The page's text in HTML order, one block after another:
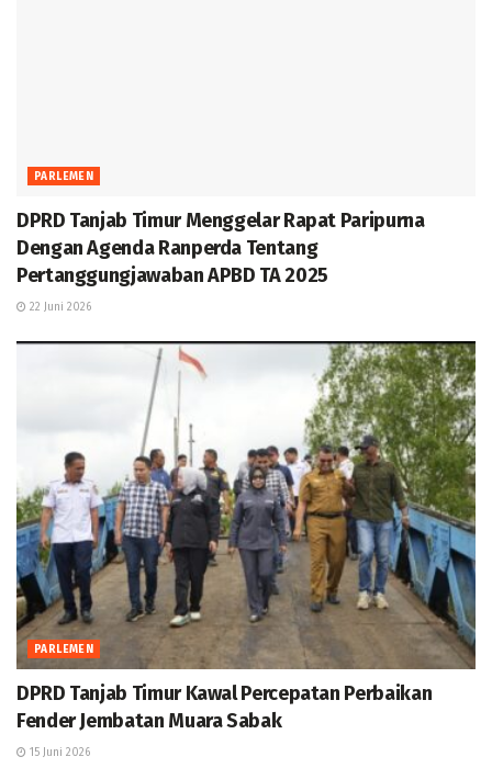
PARLEMEN
DPRD Tanjab Timur Menggelar Rapat Paripurna
Dengan Agenda Ranperda Tentang
Pertanggungjawaban APBD TA 2025
22 Juni 2026
PARLEMEN
DPRD Tanjab Timur Kawal Percepatan Perbaikan
Fender Jembatan Muara Sabak
15 Juni 2026